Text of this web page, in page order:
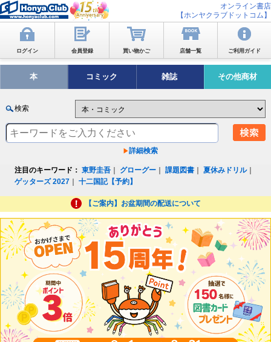
オンライン書店
【ホンヤクラブドットコム】
ログイン 会員登録 買い物かご 店舗一覧 ご利用ガイド
本 コミック 雑誌 その他商材
検索
詳細検索
注目のキーワード： 東野圭吾 グローグー ｜課題図書 ｜夏休みドリル｜
ゲッターズ 2027 ｜十二国記【予約】
【ご案内】お盆期間の配送について